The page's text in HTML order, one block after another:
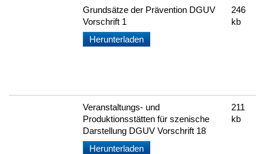
Grundsätze der Prävention DGUV
Vorschrift 1
Herunterladen
246
kb
Veranstaltungs- und
Produktionsstätten für szenische
Darstellung DGUV Vorschrift 18
Herunterladen
211
kb